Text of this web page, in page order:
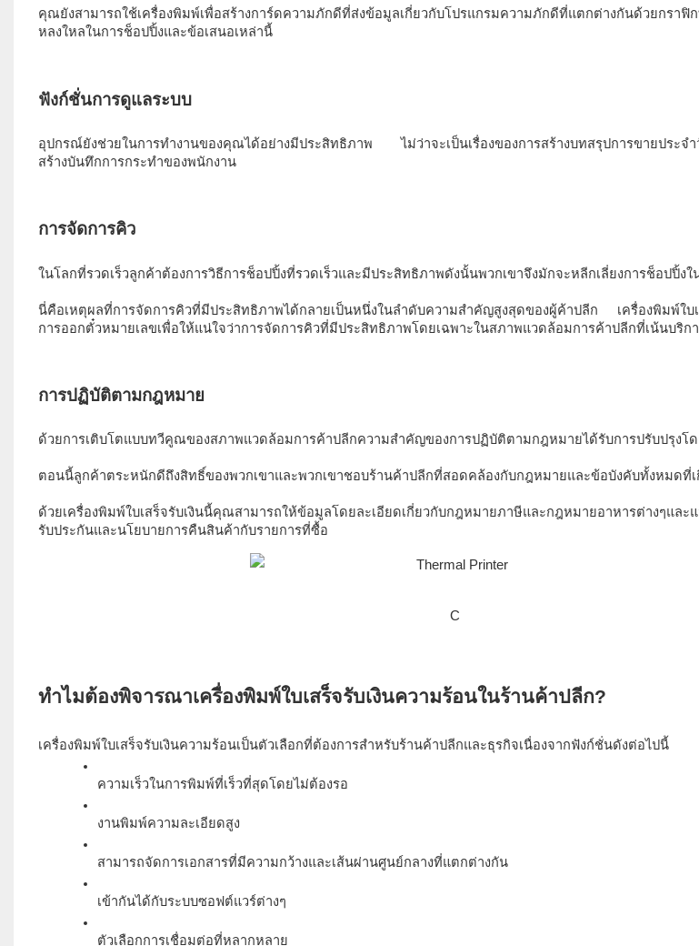
คุณยังสามารถใช้เครื่องพิมพ์เพื่อสร้างการ์ดความภักดีที่ส่งข้อมูลเกี่ยวกับโปรแกรมความภักดีที่แตกต่างกันด้วยกรา
หลงใหลในการช็อปปิ้งและข้อเสนอเหล่านี้
ฟังก์ชั่นการดูแลระบบ
อุปกรณ์ยังช่วยในการทำงานของคุณได้อย่างมีประสิทธิภาพ ไม่ว่าจะเป็นเรื่องของการสร้างบทสรุปการขายประจำ
สร้างบันทึกการกระทำของพนักงาน
การจัดการคิว
ในโลกที่รวดเร็วลูกค้าต้องการวิธีการช็อปปิ้งที่รวดเร็วและมีประสิทธิภาพดังนั้นพวกเขาจึงมักจะหลีกเลี่ยงการช็อปปิ้ง
นี่คือเหตุผลที่การจัดการคิวที่มีประสิทธิภาพได้กลายเป็นหนึ่งในลำดับความสำคัญสูงสุดของผู้ค้าปลีก เครื่องพิมพ์ใบ
การออกตั๋วหมายเลขเพื่อให้แน่ใจว่าการจัดการคิวที่มีประสิทธิภาพโดยเฉพาะในสภาพแวดล้อมการค้าปลีกที่เน้นบริก
ด้วยการเติบโตแบบทวีคูณของสภาพแวดล้อมการค้าปลีกความสำคัญของการปฏิบัติตามกฎหมายได้รับการปรับปรุงโด
ตอนนี้ลูกค้าตระหนักดีถึงสิทธิ์ของพวกเขาและพวกเขาชอบร้านค้าปลีกที่สอดคล้องกับกฎหมายและข้อบังคับทั้งหมดที่เ
ด้วยเครื่องพิมพ์ใบเสร็จรับเงินนี้คุณสามารถให้ข้อมูลโดยละเอียดเกี่ยวกับกฎหมายภาษีและกฎหมายอาหารต่างๆและ
C
เครื่องพิมพ์ใบเสร็จรับเงินความร้อนเป็นตัวเลือกที่ต้องการสำหรับร้านค้าปลีกและธุรกิจเนื่องจากฟังก์ชั่นดังต่อไปนี้